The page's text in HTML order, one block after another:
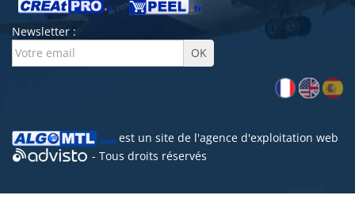
Newsletter :
est un site de l'agence d'exploitation web
- Tous droits réservés